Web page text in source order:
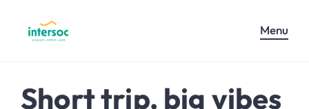
Menu
Short trip, big vibes